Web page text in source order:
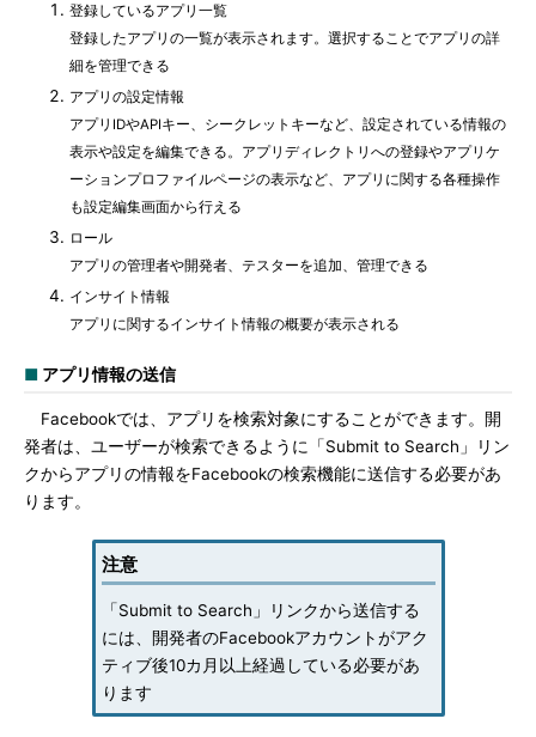
登録しているアプリ一覧
登録したアプリの一覧が表示されます。選択することでアプリの詳
細を管理できる
アプリの設定情報
アプリIDやAPIキー、シークレットキーなど、設定されている情報の
表示や設定を編集できる。アプリディレクトリへの登録やアプリケ
ーションプロファイルページの表示など、アプリに関する各種操作
も設定編集画面から行える
ロール
アプリの管理者や開発者、テスターを追加、管理できる
インサイト情報
アプリに関するインサイト情報の概要が表示される
■ アプリ情報の送信
Facebookでは、アプリを検索対象にすることができます。開
発者は、ユーザーが検索できるように「Submit to Search」リン
クからアプリの情報をFacebookの検索機能に送信する必要があ
ります。
注意
「Submit to Search」リンクから送信する
には、開発者のFacebookアカウントがアク
ティブ後10カ月以上経過している必要があ
ります